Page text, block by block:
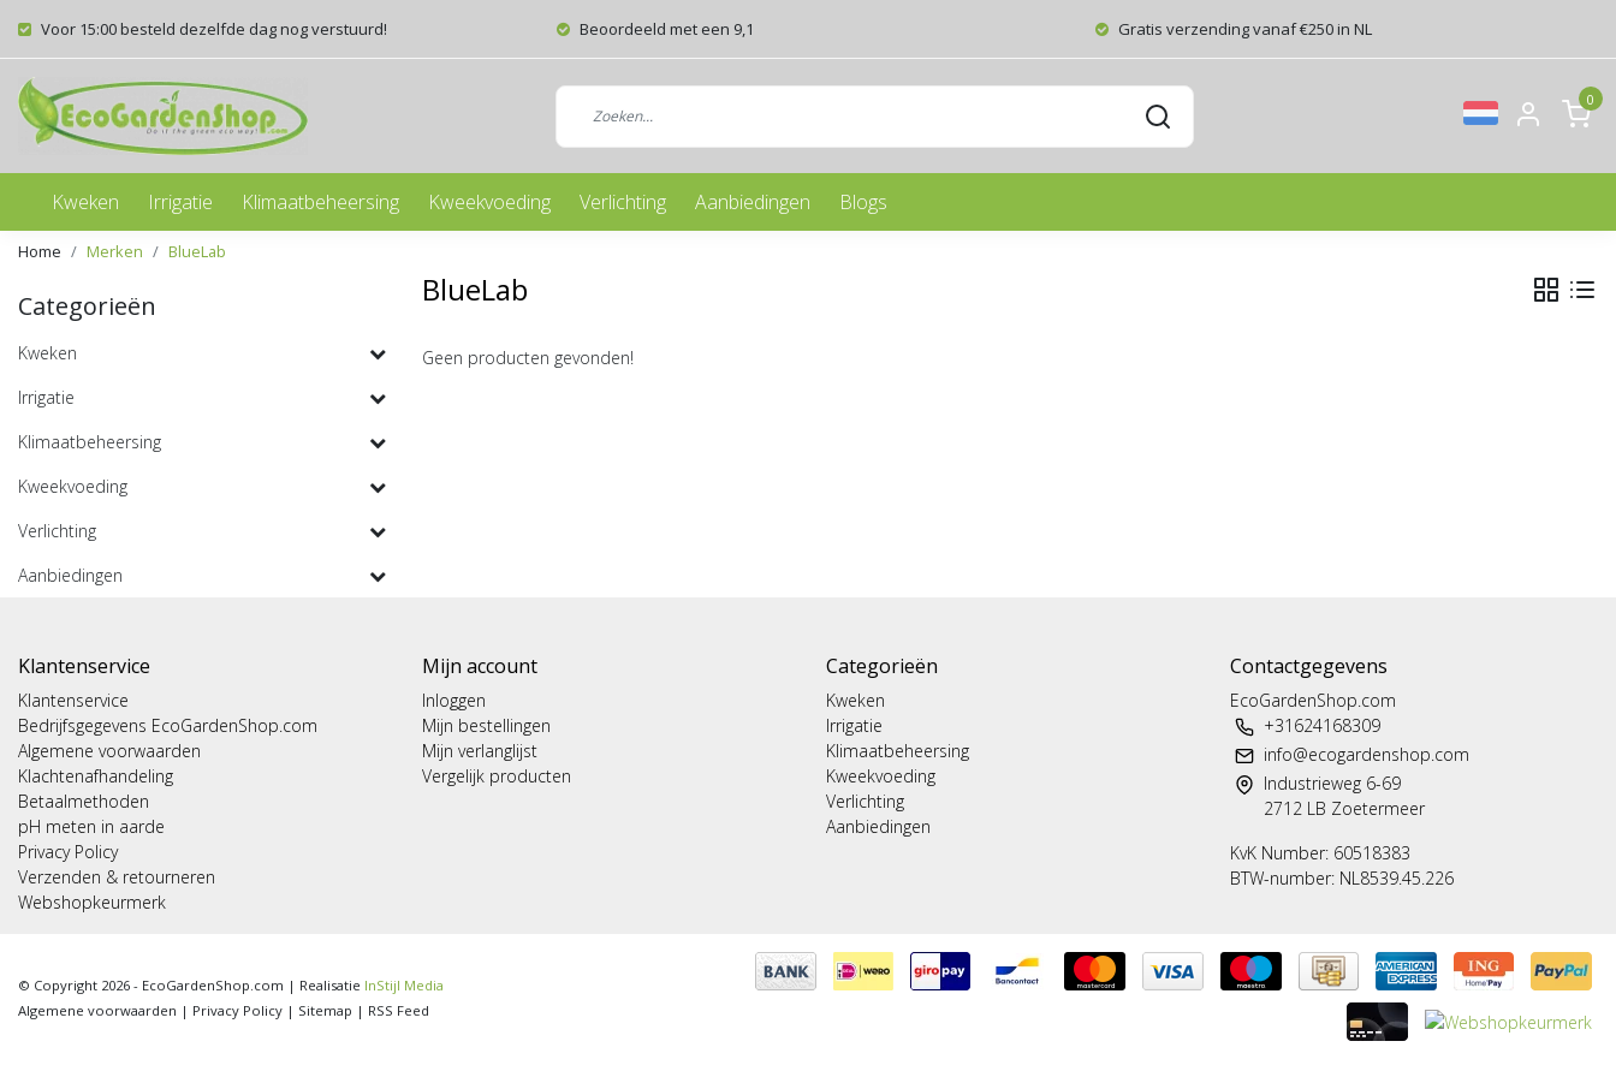
Voor 15:00 besteld dezelfde dag nog verstuurd! Beoordeeld met een 9,1 Gratis verzending vanaf €250 in NL
0
Kweken Irrigatie Klimaatbeheersing Kweekvoeding Verlichting Aanbiedingen Blogs
Home Merken BlueLab
Categorieën
Kweken
Irrigatie
Klimaatbeheersing
Kweekvoeding
Verlichting
Aanbiedingen
BlueLab
Geen producten gevonden!
Klantenservice
Klantenservice
Bedrijfsgegevens EcoGardenShop.com
Algemene voorwaarden
Klachtenafhandeling
Betaalmethoden
pH meten in aarde
Privacy Policy
Verzenden & retourneren
Webshopkeurmerk
Mijn account
Inloggen
Mijn bestellingen
Mijn verlanglijst
Vergelijk producten
Categorieën
Kweken
Irrigatie
Klimaatbeheersing
Kweekvoeding
Verlichting
Aanbiedingen
Contactgegevens
EcoGardenShop.com
+31624168309
info@ecogardenshop.com
Industrieweg 6-69
2712 LB Zoetermeer
KvK Number: 60518383
BTW-number: NL8539.45.226
© Copyright 2026 - EcoGardenShop.com | Realisatie InStijl Media
Algemene voorwaarden | Privacy Policy | Sitemap | RSS Feed